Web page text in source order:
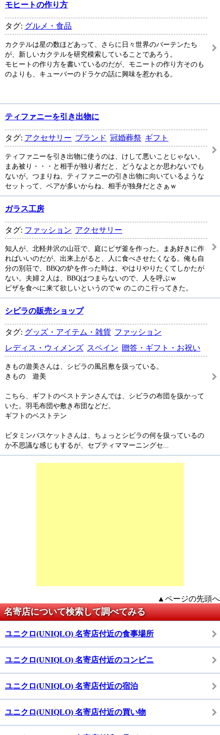
モヒートの作り方
タグ: グルメ・食品
カクテルは星の数ほどあって、さらに日々世界のバーテンたち
が、新しいカクテルを研究模索していることであろう。
モヒートの作り方を書いているのだが、モニートの作り方そのも
のよりも、キューバーのドラケの話に興味を惹かれる。
ティファニーを引き出物に
タグ: アクセサリー ブランド 冠婚葬祭 ギフト
ティファニーを引き出物に使うのは、けして悪いことじゃない。
まあ被り・・・と相手が独り者だと、どうなよとか思わないでも
ないが。つまりね、ティファニーの引き出物に向いているような
セットって、ペアが多いからね、相手が独身だとさぁｗ
ガラス工房
タグ: ファッション アクセサリー
知人が、北軽井沢の山荘で、庭にピザ釜を作った。まあ好きに作
ればいいのだが、出来上がると、人に食べさせたくなる。俺も自
分の別荘で、BBQの炉を作った時は、やはりやりたくてしかたが
ない。夫婦２人は、BBQはつまらないので、人を呼ぶｗ
ピザを食べに来て欲しいというのでｗ のこのこ行ってきた。
シビラの販売ショップ
タグ: グッズ・アイテム・雑貨 ファッション
レディス・ウィメンズ スペイン 贈答・ギフト・お祝い
きもの遊美さんは、シビラの風呂敷を扱っている。
きもの 遊美
こちら、ギフトのベストテンさんでは、シビラの布団を扱かって
いた。羽毛布団や敷き布団などだ。
ギフトのベストテン
ビタミンバスケットさんは、ちょっとシビラの何を扱っているの
か不思議な感じもするが、セプティママーニングセ...
▲ページの先頭へ
名寄店について検索して調べてみる
ユニクロ(UNIQLO) 名寄店付近の食事場所
ユニクロ(UNIQLO) 名寄店付近のコンビニ
ユニクロ(UNIQLO) 名寄店付近の宿泊
ユニクロ(UNIQLO) 名寄店付近の買い物